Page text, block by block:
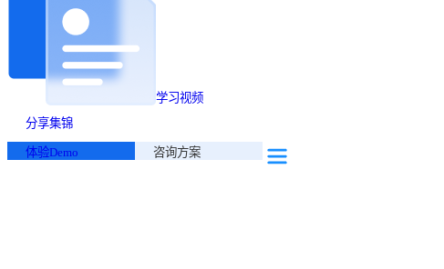
学习视频
分享集锦
体验Demo 咨询方案